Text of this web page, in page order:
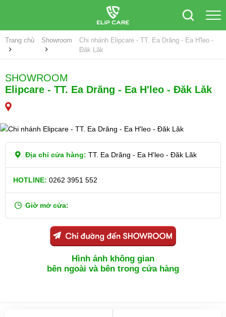
Trang chủ Showroom
Chi nhánh Elipcare - TT. Ea Drăng - Ea H'leo -
Đăk Lăk
SHOWROOM
Elipcare - TT. Ea Drăng - Ea H'leo - Đăk Lăk
Địa chỉ cửa hàng: TT. Ea Drăng - Ea H'leo - Đăk Lăk
HOTLINE: 0262 3951 552
Giờ mở cửa:
Hình ảnh không gian
bên ngoài và bên trong cửa hàng